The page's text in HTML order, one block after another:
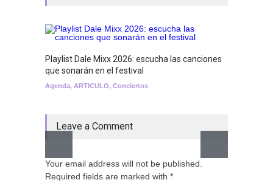
Playlist Dale Mixx 2026: escucha las canciones
que sonarán en el festival
Agenda, ARTICULO, Conciertos
Leave a Comment
Your email address will not be published.
Required fields are marked with *